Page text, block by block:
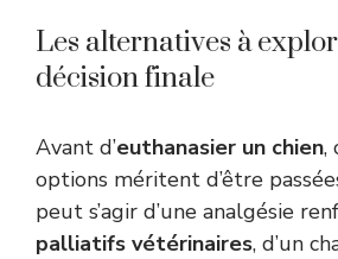
Les alternatives à
décision finale
Avant d’euthanasier un chien,
options méritent d’être
peut s’agir d’une analgésie
palliatifs vétérinaires, d’un